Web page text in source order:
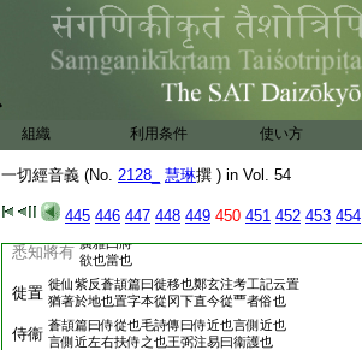
組織 利用条件 使い方
一切經音義 (No. 2128_ 慧琳撰 ) in Vol. 54
445 446 447 448 449 450 451 452 453 454
傳曰佷戻也説文曰佷不任從也佷字正體從彳今從
呑他痕他賢二反
醒悟 逕二反也
天魔波旬
障㝵也播裨罪惡也謂此類報生天宮性好勸
人造惡退善令
不得出離故也
悉知將有 廣雅曰將
欲也當也
徙置 徙仙紫反蒼頡篇曰徙移也鄭玄注考工記云置
猶著於地也置字本從冈下直今從覀者俗也
侍衞 蒼頡篇曰侍從也毛詩傳曰侍近也言側近也
言側近左右扶侍之也王弼注易曰衞護也